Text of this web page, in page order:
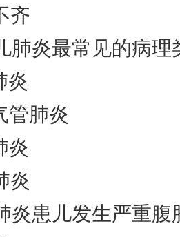
齐
炎最常见的病理
肺炎
炎
患儿发生严重腹